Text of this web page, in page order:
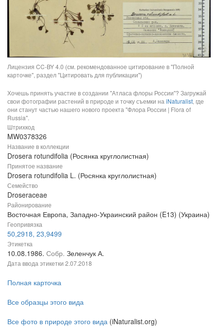
Лицензия CC-BY 4.0 (см. рекомендованное цитирование в "Полной
карточке", раздел "Цитировать для публикации")
Хочешь принять участие в создании "Атласа флоры России"? Загружай
свои фотографии растений в природе и точку съемки на iNaturalist, где
они станут частью нашего нового проекта "Флора России | Flora of
Russia".
Штрихкод
MW0378326
Название в коллекции
Drosera rotundifolia (Росянка круглолистная)
Принятое название
Drosera rotundifolia L. (Росянка круглолистная)
Семейство
Droseraceae
Районирование
Восточная Европа, Западно-Украинский район (E13) (Украина)
Геопривязка
50,2918, 23,9499
Этикетка
10.08.1986. Собр. Зеленчук А.
Дата ввода этикетки 2.07.2018
Полная карточка
Все образцы этого вида
Все фото в природе этого вида (iNaturalist.org)